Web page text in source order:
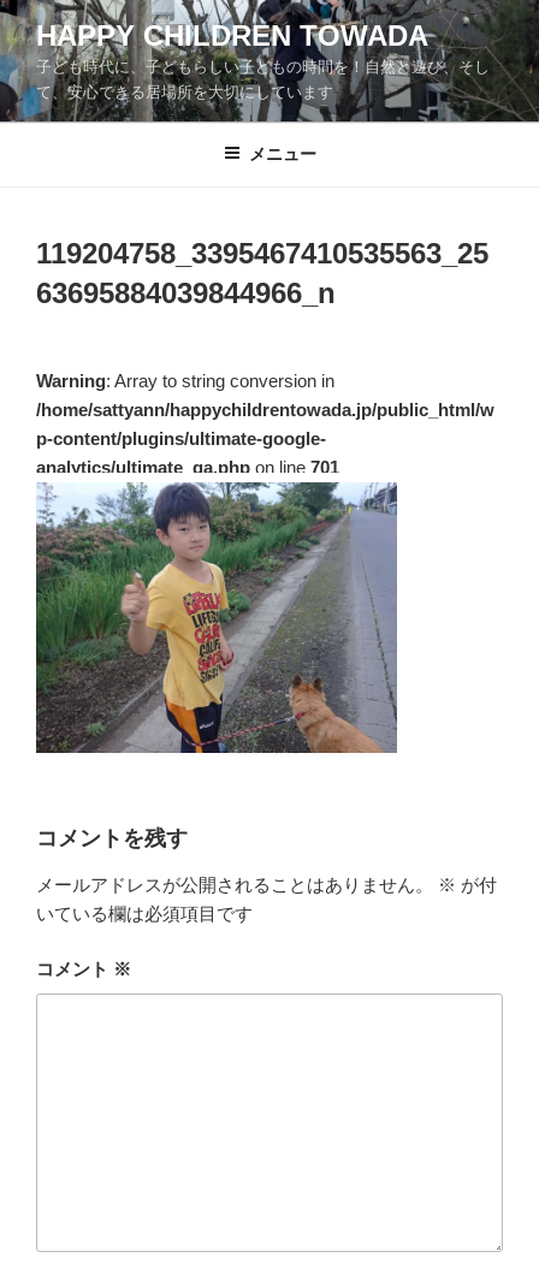
コ
ン
テ
ン
ツ
HAPPY CHILDREN TOWADA
子ども時代に、子どもらしい子どもの時間を！自然と遊び、そし
て、安心できる居場所を大切にしています
メニュー
119204758_3395467410535563_25
63695884039844966_n
Warning: Array to string conversion in
/home/sattyann/happychildrentowada.jp/public_html/w
p-content/plugins/ultimate-google-
analytics/ultimate_ga.php on line 701
コメントを残す
メールアドレスが公開されることはありません。 ※ が付
いている欄は必須項目です
コメント ※